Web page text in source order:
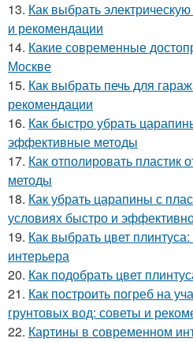
13. Как выбрать
и рекомендации
14. Какие современные
Москве
15. Как выбрать печь для
рекомендации
16. Как быстро убрать
эффективные методы
17. Как отполировать
методы
18. Как убрать царапины с
условиях быстро и
19. Как выбрать цвет
интерьера
20. Как подобрать цвет
21. Как построить погреб на
грунтовых вод: советы и
22. Картины в современном